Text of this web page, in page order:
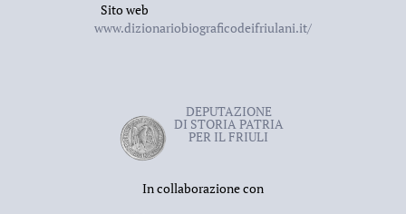
Sito web
www.dizionariobiograficodeifriulani.it/
DEPUTAZIONE
DI STORIA PATRIA
PER IL FRIULI
In collaborazione con